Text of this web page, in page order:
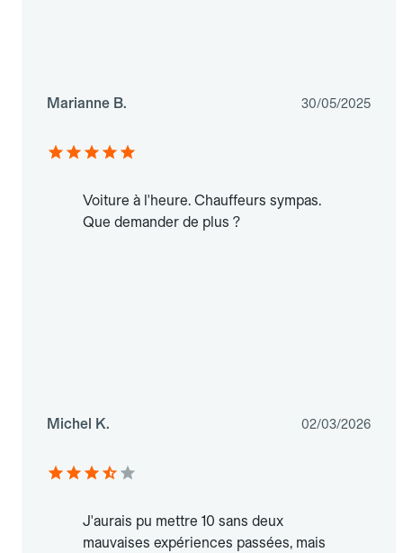
Marianne B. 30/05/2025
Voiture à l'heure. Chauffeurs sympas.
Que demander de plus ?
Michel K. 02/03/2026
J'aurais pu mettre 10 sans deux
mauvaises expériences passées, mais